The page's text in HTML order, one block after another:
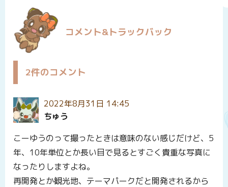
コメント&トラックバック
2件のコメント
2022年8月31日 14:45
ちゅう
こーゆうのって撮ったときは意味のない感じだけど、5
年、10年単位とか長い目で見るとすごく貴重な写真に
なったりしますよね。
再開発とか観光地、テーマパークだと開発されるから